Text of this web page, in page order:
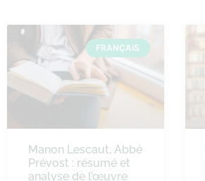
FRANÇAIS
Manon Lescaut, Abbé
Prévost : résumé et
analyse de l’œuvre